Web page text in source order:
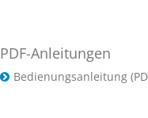
PDF-Anleitungen
Bedienungsanleitung